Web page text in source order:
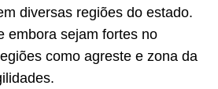
diversas regiões do estado.
embora sejam fortes no
como agreste e zona da